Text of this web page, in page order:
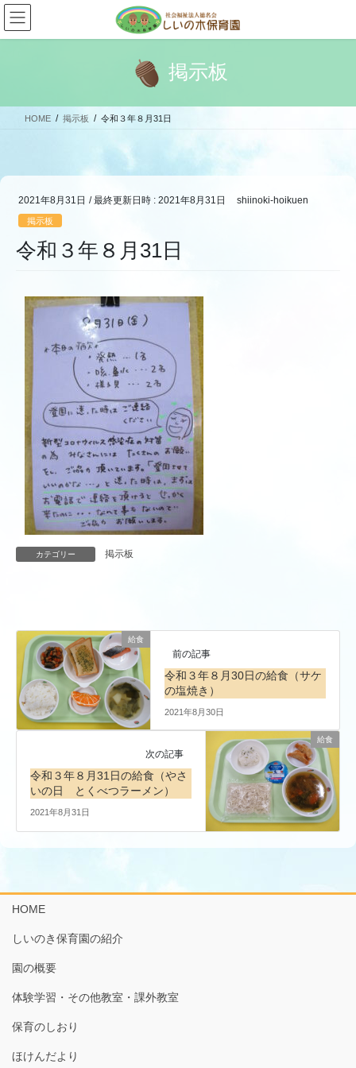
コ
ン
テ
ス
ナ
ビ
ゲ
ン
掲示板
HOME 掲示板 令和３年８月31日
2021年8月31日 / 最終更新日時 : 2021年8月31日 shiinoki-hoikuen
掲示板
令和３年８月31日
カテゴリー 掲示板
給食
前の記事
令和３年８月30日の給食（サケ
の塩焼き）
2021年8月30日
給食
次の記事
令和３年８月31日の給食（やさ
いの日 とくべつラーメン）
2021年8月31日
HOME
しいのき保育園の紹介
園の概要
体験学習・その他教室・課外教室
保育のしおり
ほけんだより